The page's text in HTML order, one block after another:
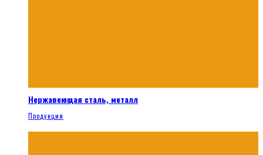
Нержавеющая сталь, металл
Продукция